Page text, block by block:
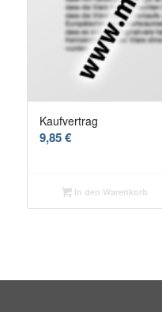
Kaufvertrag
9,85€
In den Warenkorb